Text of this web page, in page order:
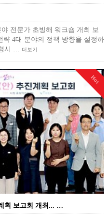
전문가 초빙해 워크숍 개최 보
략 4대 분야의 정책 방향을 설정하
시 … 더보기
Hot
획 보고회 개최... …